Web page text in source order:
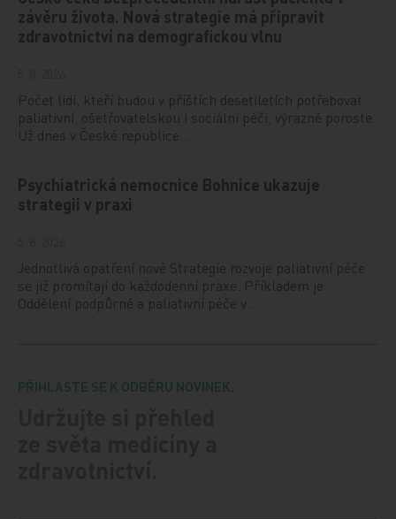
závěru života. Nová strategie má připravit
zdravotnictví na demografickou vlnu
Počet lidí, kteří budou v příštích desetiletích potřebovat
paliativní, ošetřovatelskou i sociální péči, výrazně poroste.
Už dnes v České republice…
Psychiatrická nemocnice Bohnice ukazuje
strategii v praxi
Jednotlivá opatření nové Strategie rozvoje paliativní péče
se již promítají do každodenní praxe. Příkladem je
Oddělení podpůrné a paliativní péče v…
PŘIHLASTE SE K ODBĚRU NOVINEK.